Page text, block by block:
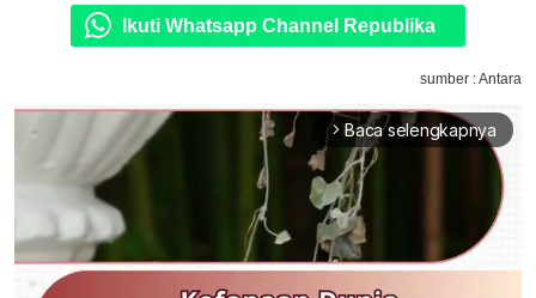
Ikuti Whatsapp Channel Republika
sumber : Antara
arrow_forward_ios Baca selengkapnya